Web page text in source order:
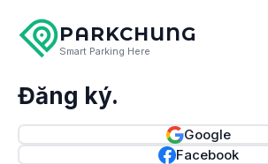
PARKCHUNG
Smart Parking Here
Đăng ký.
Google
Facebook